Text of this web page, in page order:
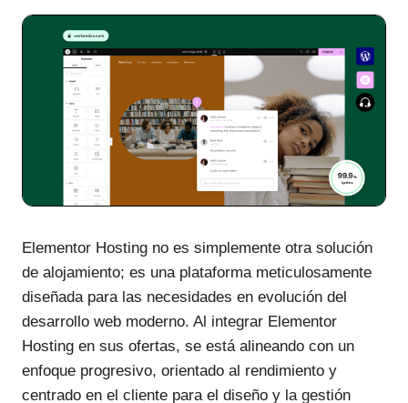
Elementor Hosting no es simplemente otra solución
de alojamiento; es una plataforma meticulosamente
diseñada para las necesidades en evolución del
desarrollo web moderno. Al integrar Elementor
Hosting en sus ofertas, se está alineando con un
enfoque progresivo, orientado al rendimiento y
centrado en el cliente para el diseño y la gestión